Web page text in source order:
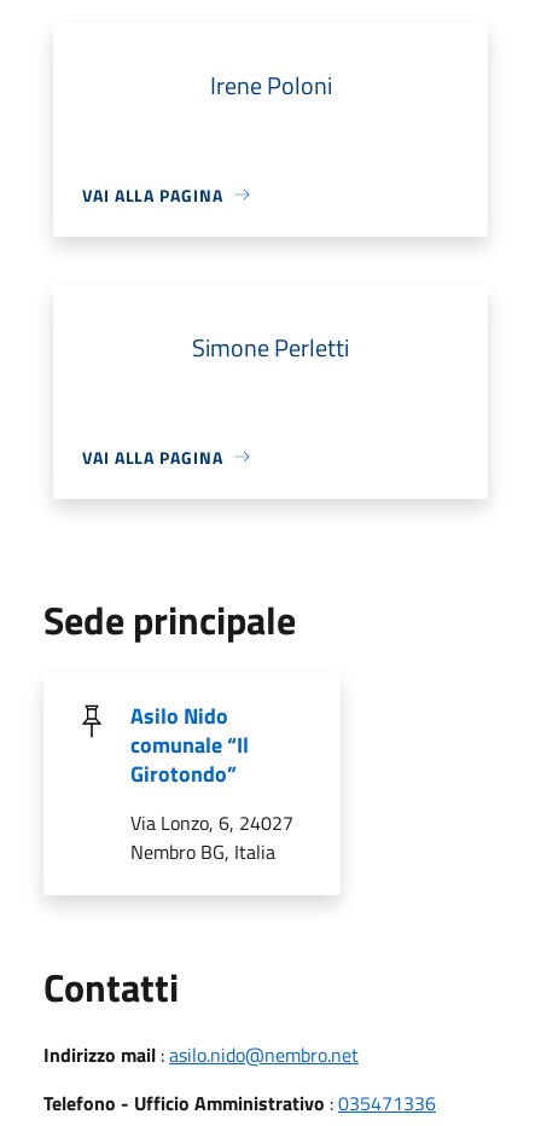
Irene Poloni
VAI ALLA PAGINA
Simone Perletti
VAI ALLA PAGINA
Sede principale
Asilo Nido
comunale “Il
Girotondo”
Via Lonzo, 6, 24027
Nembro BG, Italia
Contatti
Indirizzo mail :asilo.nido@nembro.net
Telefono - Ufficio Amministrativo :035471336